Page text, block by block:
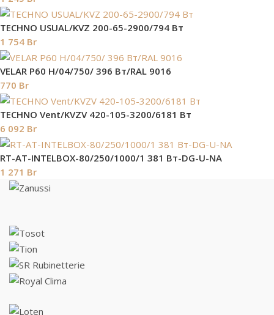
TECHNO USUAL/KVZ 200-65-2900/794 Вт
1 754 Br
VELAR P60 H/04/750/ 396 Bт/RAL 9016
770 Br
TECHNO Vent/KVZV 420-105-3200/6181 Вт
6 092 Br
RT-AT-INTELBOX-80/250/1000/1 381 Вт-DG-U-NA
1 271 Br